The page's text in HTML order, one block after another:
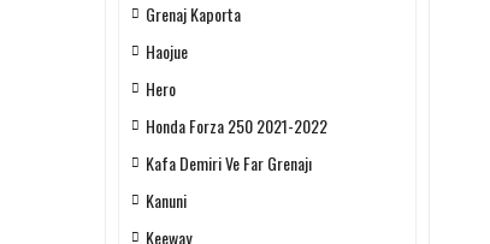
Grenaj Kaporta
Haojue
Hero
Honda Forza 250 2021-2022
Kafa Demiri Ve Far Grenajı
Kanuni
Keeway